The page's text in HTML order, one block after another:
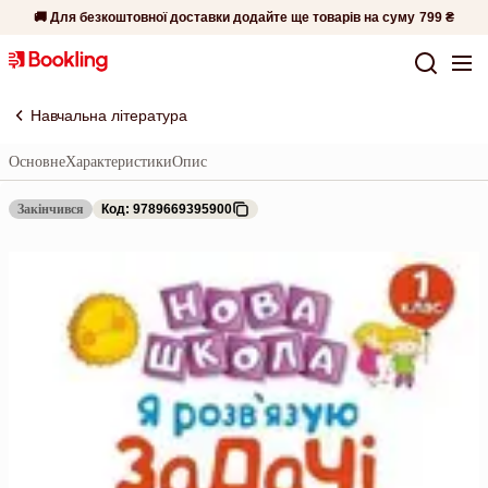
🚚 Для безкоштовної доставки додайте ще товарів на суму 799 ₴
Навчальна література
ОсновнеХарактеристикиОпис
Закінчився Код: 9789669395900